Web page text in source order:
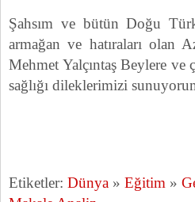
Şahsım ve bütün Doğu
armağan ve hatıraları olan
Mehmet Yalçıntaş Beylere ve
sağlığı dileklerimizi
Etiketler: Dünya » Eğitim »